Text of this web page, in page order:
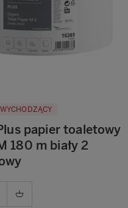
WYCHODZĄCY
papier toaletowy
180 m biały 2